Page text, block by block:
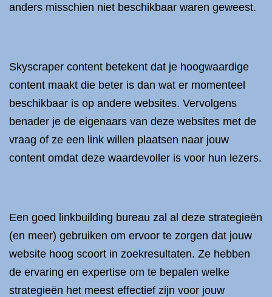
anders misschien niet beschikbaar waren geweest.
Skyscraper content betekent dat je hoogwaardige
content maakt die beter is dan wat er momenteel
beschikbaar is op andere websites. Vervolgens
benader je de eigenaars van deze websites met de
vraag of ze een link willen plaatsen naar jouw
content omdat deze waardevoller is voor hun lezers.
Een goed linkbuilding bureau zal al deze strategieën
(en meer) gebruiken om ervoor te zorgen dat jouw
website hoog scoort in zoekresultaten. Ze hebben
de ervaring en expertise om te bepalen welke
strategieën het meest effectief zijn voor jouw